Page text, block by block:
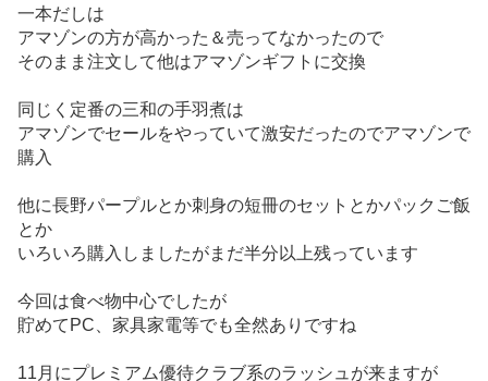
た
い
0
、
様
子
0
%
、
り
た
0
一本だしは
アマゾンの方が高かった＆売ってなかったので
そのまま注文して他はアマゾンギフトに交換
同じく定番の三和の手羽煮は
アマゾンでセールをやっていて激安だったのでアマゾンで
購入
他に長野パープルとか刺身の短冊のセットとかパックご飯
とか
いろいろ購入しましたがまだ半分以上残っています
今回は食べ物中心でしたが
貯めてPC、家具家電等でも全然ありですね
11月にプレミアム優待クラブ系のラッシュが来ますが